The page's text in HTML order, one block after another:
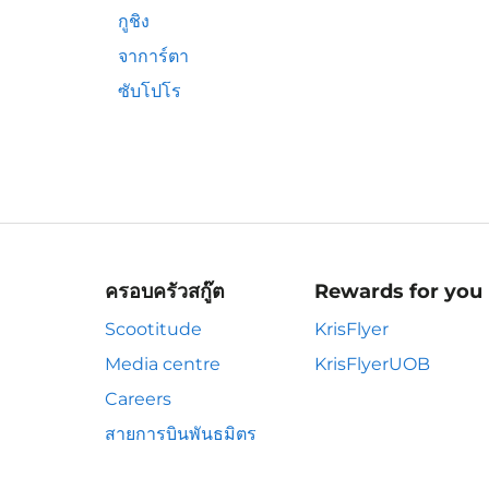
กูชิง
จาการ์ตา
ซับโปโร
ครอบครัวสกู๊ต
Scootitude
Media centre
Careers
สายการบินพันธมิตร
Rewards for you
KrisFlyer
KrisFlyerUOB